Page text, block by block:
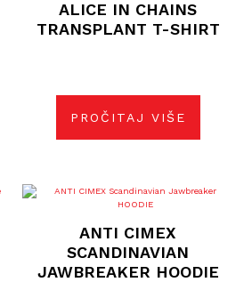
ALICE IN CHAINS
TRANSPLANT T-SHIRT
PROČITAJ VIŠE
ANTI CIMEX
SCANDINAVIAN
JAWBREAKER HOODIE
Ovaj
proizvod
više
Opcije
se